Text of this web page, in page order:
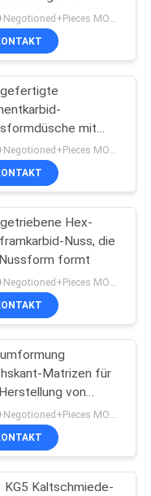
mit
Beschichtung
USD+Negotioned+Pieces MOQ:1
Hex-
Nuss, die
formt
USD+Negotioned+Pieces MOQ:1
Matrizen für
von
Präzision 0,001
die Herstellung
KG5 Kaltschmiede-